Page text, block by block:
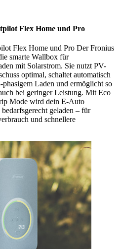
Flex Home und Pro
Flex Home und Pro Der Fronius
smarte Wallbox für
mit Solarstrom. Sie nutzt PV-
optimal, schaltet automatisch
Laden und ermöglicht so
bei geringer Leistung. Mit Eco
Mode wird dein E-Auto
geladen – für
und schnellere